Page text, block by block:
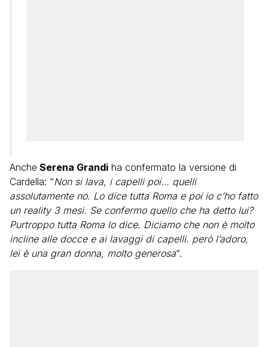
Anche Serena Grandi ha confermato la versione di
Cardella: “Non si lava, i capelli poi… quelli
assolutamente no. Lo dice tutta Roma e poi io c’ho fatto
un reality 3 mesi. Se confermo quello che ha detto lui?
Purtroppo tutta Roma lo dice. Diciamo che non è molto
incline alle docce e ai lavaggi di capelli. però l’adoro,
lei è una gran donna, molto generosa“.